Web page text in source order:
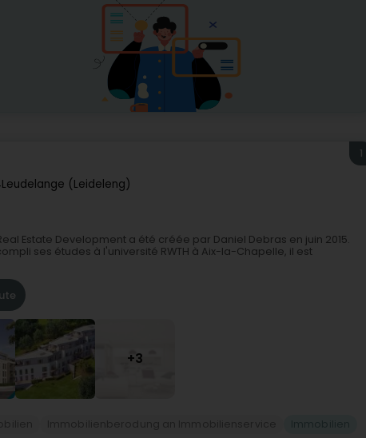
Leudelange (Leideleng)
1
Estate Development a été créée par Daniel Debras en juin 2015.
ses études à l'université RWTH à Aix-la-Chapelle, il est
+3